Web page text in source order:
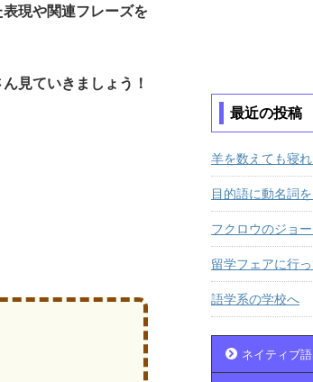
現や関連フレーズを
見ていきましょう！
最近の投稿
羊を数えても寝
目的語に動名詞
フクロウのジョ
留学フェアに行
語学系の学校へ
ネイティブ